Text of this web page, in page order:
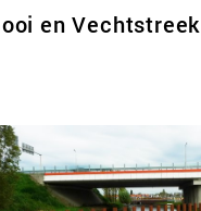
en Vechtstreek